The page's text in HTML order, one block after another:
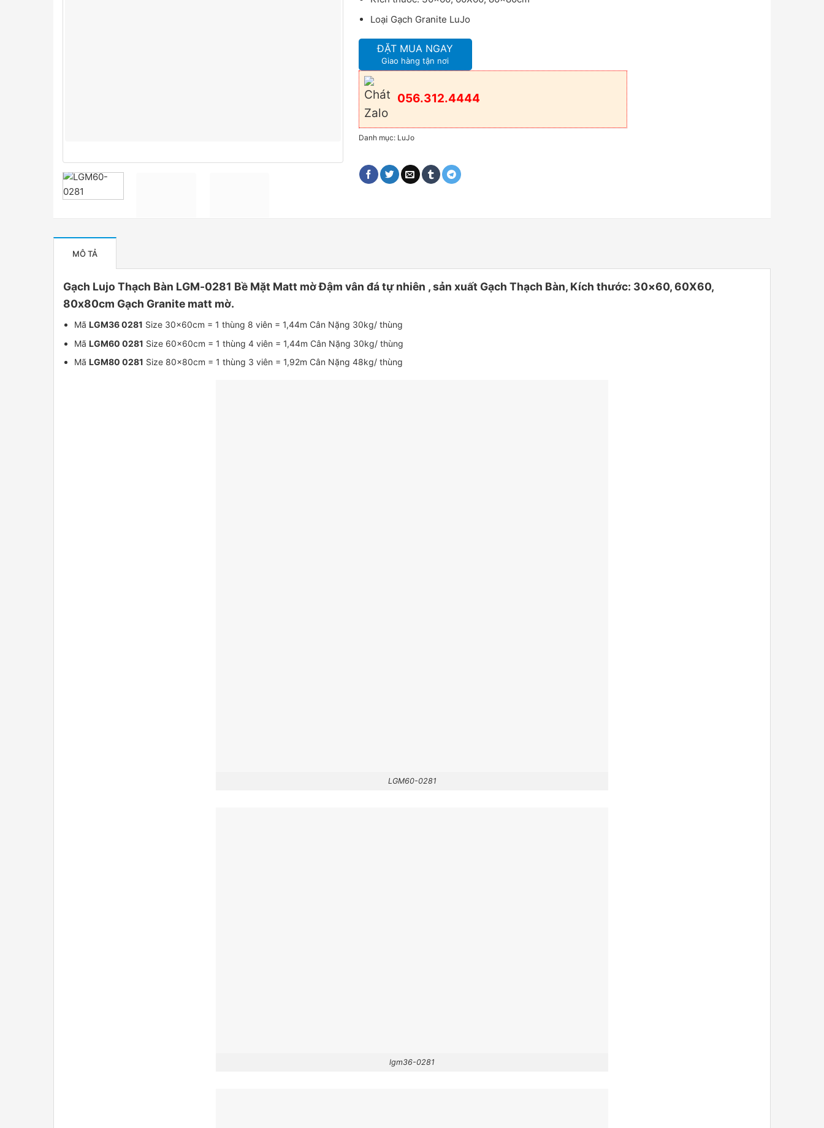
Loại Gạch Granite LuJo
ĐẶT MUA NGAY
Giao hàng tận nơi
056.312.4444
Danh mục: LuJo
MÔ TẢ
Gạch Lujo Thạch Bàn LGM-0281 Bề Mặt Matt mờ Đậm vân đá tự nhiên , sản xuất Gạch Thạch Bàn, Kích thước: 30×60, 60X60,
80x80cm Gạch Granite matt mờ.
MãLGM36 0281 Size 30x60cm = 1 thùng 8 viên = 1,44m Cân Nặng 30kg/ thùng
MãLGM60 0281 Size 60x60cm = 1 thùng 4 viên = 1,44m Cân Nặng 30kg/ thùng
MãLGM80 0281 Size 80x80cm = 1 thùng 3 viên = 1,92m Cân Nặng 48kg/ thùng
LGM60-0281
lgm36-0281